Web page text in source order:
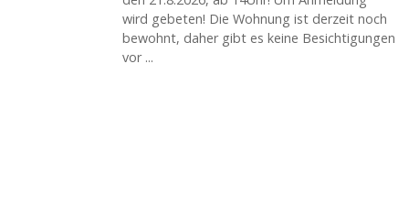
wird gebeten! Die Wohnung ist derzeit noch
bewohnt, daher gibt es keine Besichtigungen
vor ...